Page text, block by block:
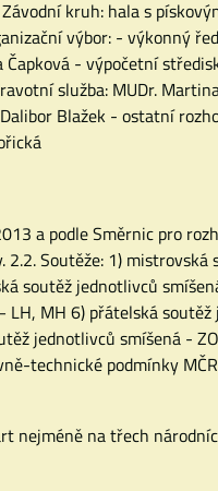
kruh: hala s
výbor: - výkonný
- výpočetní
služba: MUDr.
Blažek - ostatní
a podle Směrnic pro
Soutěže: 1)
soutěž jednotlivců
MH 6) přátelská
jednotlivců smíšená -
technické podmínky
na třech